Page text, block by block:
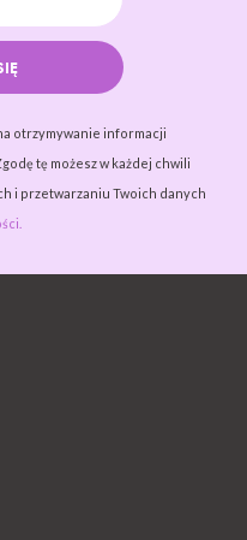
otrzymywanie informacji
tę możesz w każdej chwili
i przetwarzaniu Twoich danych